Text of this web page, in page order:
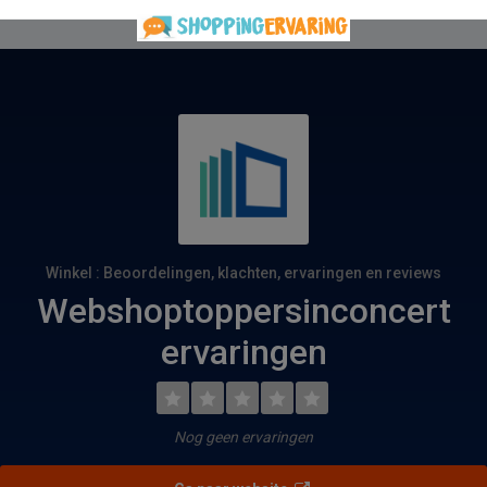
Winkel : Beoordelingen, klachten, ervaringen en reviews
Webshoptoppersinconcert
ervaringen
Nog geen ervaringen